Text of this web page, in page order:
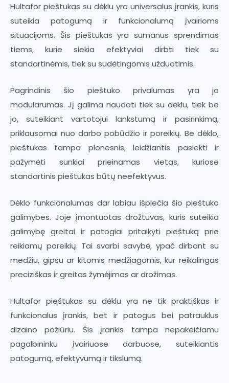
Hultafor pieštukas su dėklu yra universalus įrankis, kuris
suteikia patogumą ir funkcionalumą įvairioms
situacijoms. Šis pieštukas yra sumanus sprendimas
tiems, kurie siekia efektyviai dirbti tiek su
standartinėmis, tiek su sudėtingomis užduotimis.
Pagrindinis šio pieštuko privalumas yra jo
modularumas. Jį galima naudoti tiek su dėklu, tiek be
jo, suteikiant vartotojui lankstumą ir pasirinkimą,
priklausomai nuo darbo pobūdžio ir poreikių. Be dėklo,
pieštukas tampa plonesnis, leidžiantis pasiekti ir
pažymėti sunkiai prieinamas vietas, kuriose
standartinis pieštukas būtų neefektyvus.
Dėklo funkcionalumas dar labiau išplečia šio pieštuko
galimybes. Joje įmontuotas drožtuvas, kuris suteikia
galimybę greitai ir patogiai pritaikyti pieštuką prie
reikiamų poreikių. Tai svarbi savybė, ypač dirbant su
medžiu, gipsu ar kitomis medžiagomis, kur reikalingas
preciziškas ir greitas žymėjimas ar drožimas.
Hultafor pieštukas su dėklu yra ne tik praktiškas ir
funkcionalus įrankis, bet ir patogus bei patrauklus
dizaino požiūriu. Šis įrankis tampa nepakeičiamu
pagalbininku įvairiuose darbuose, suteikiantis
patogumą, efektyvumą ir tikslumą.